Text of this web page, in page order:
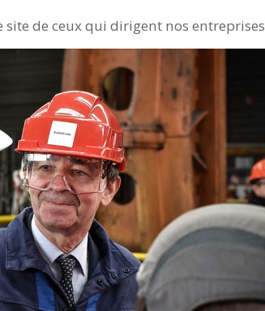
site de ceux qui dirigent nos entreprises